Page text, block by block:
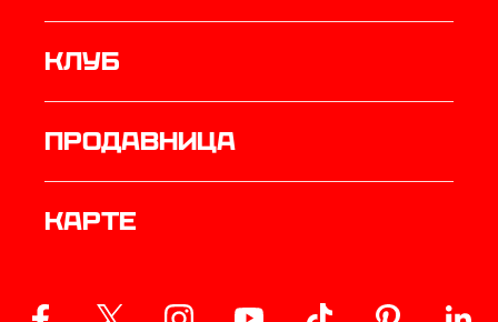
Клуб
продавница
Карте